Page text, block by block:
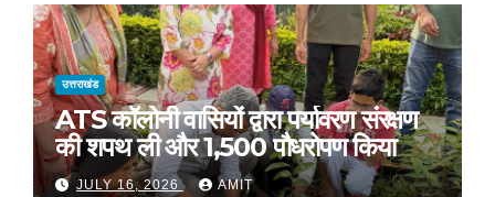
उत्तराखंड
ATS कॉलोनी वासियों द्वारा पर्यावरण संरक्षण
की शपथ ली और 1,500 पौधरोपण किया
JULY 16, 2026 AMIT